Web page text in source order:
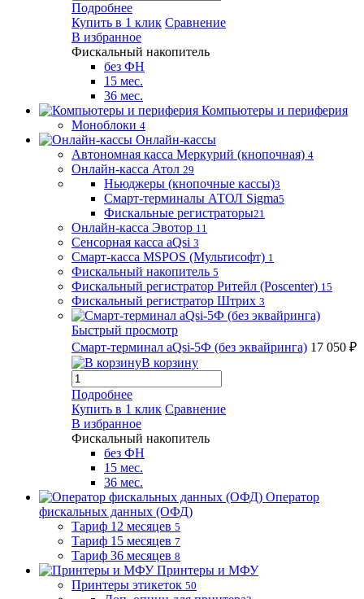
Подробнее
Купить в 1 клик Сравнение
В избранное
Фискальный накопитель
без ФН
15 мес.
36 мес.
Компьютеры и периферия
Моноблоки 4
Онлайн-кассы
Автономная касса Меркурий (кнопочная) 4
Онлайн-касса Атол 29
Ньюджеры (кнопочные кассы)3
Смарт-терминалы АТОЛ Sigma5
Фискальные регистраторы21
Онлайн-касса Эвотор 11
Сенсорная касса aQsi 3
Смарт-касса MSPOS (Мультисофт) 1
Фискальный накопитель 5
Фискальный регистратор Ритейл (Poscenter) 15
Фискальный регистратор Штрих 3
Быстрый просмотр
Смарт-терминал aQsi-5Ф (без эквайринга) 17 050 ₽
В корзину
Подробнее
Купить в 1 клик Сравнение
В избранное
Фискальный накопитель
без ФН
15 мес.
36 мес.
Оператор
фискальных данных (ОФД)
Тариф 12 месяцев 5
Тариф 15 месяцев 7
Тариф 36 месяцев 8
Принтеры и МФУ
Принтеры этикеток 50